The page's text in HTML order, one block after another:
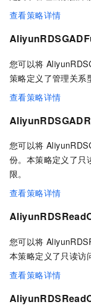
查看策略详情
您可以将
策略定义了管理关系
查看策略详情
您可以将
份。本策略定义了只
限。
查看策略详情
您可以将
本策略定义了只读访
查看策略详情